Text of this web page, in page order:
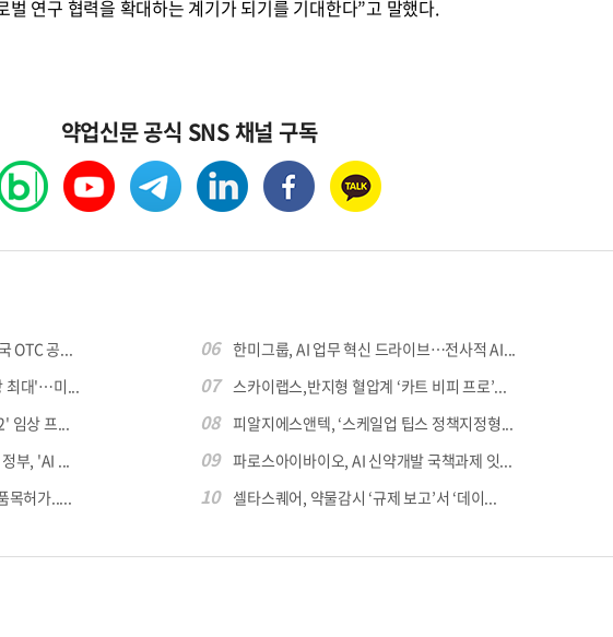
벌 연구 협력을 확대하는 계기가 되기를 기대한다”고 말했다.
약업신문 공식 SNS 채널 구독
OTC 공...
최대'…미...
상 프...
부, 'AI ...
허가.....
06 한미그룹, AI 업무 혁신 드라이브…전사적 AI...
07 스카이랩스,반지형 혈압계 ‘카트 비피 프로’...
08 피알지에스앤텍, ‘스케일업 팁스 정책지정형...
09 파로스아이바이오, AI 신약개발 국책과제 잇...
10 셀타스퀘어, 약물감시 ‘규제 보고’서 ‘데이...